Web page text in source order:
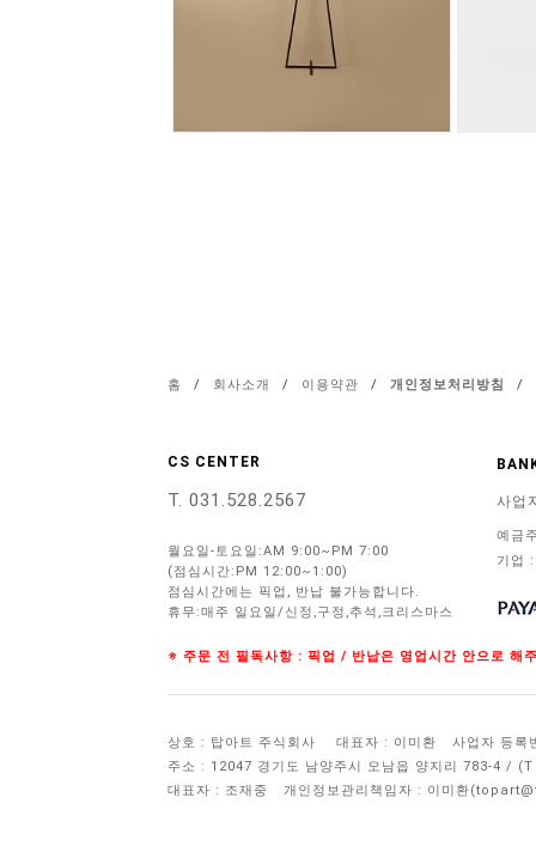
홈 / 회사소개 / 이용약관 / 개인정보처리방침 /
CS CENTER
T. 031.528.2567
월요일-토요일:AM 9:00~PM 7:00
(점심시간:PM 12:00~1:00)
점심시간에는 픽업, 반납 불가능합니다.
휴무:매주 일요일/신정,구정,추석,크리스마스
사업
예금
기업
※ 주문 전 필독사항 : 픽업 / 반납은 영업시간 안으로 해
상호 : 탑아트 주식회사 대표자 : 이미환
사업자 등록
주소 : 12047 경기도 남양주시 오남읍 양지리 783-4 /
대표자 : 조재중
개인정보관리책임자 : 이미환